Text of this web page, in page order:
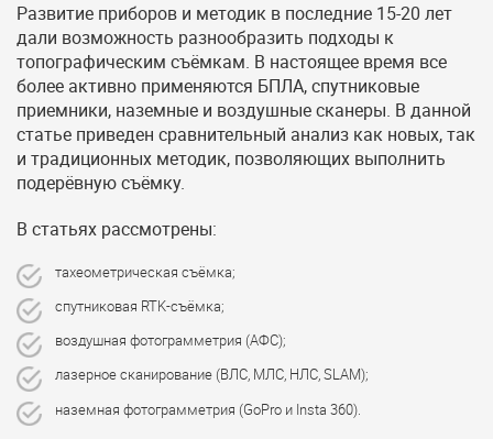
Развитие приборов и методик в последние 15-20 лет
дали возможность разнообразить подходы к
топографическим съёмкам. В настоящее время все
более активно применяются БПЛА, спутниковые
приемники, наземные и воздушные сканеры. В данной
статье приведен сравнительный анализ как новых, так
и традиционных методик, позволяющих выполнить
подерёвную съёмку.
В статьях рассмотрены:
тахеометрическая съёмка;
спутниковая RTK-съёмка;
воздушная фотограмметрия (АФС);
лазерное сканирование (ВЛС, МЛС, НЛС, SLAM);
наземная фотограмметрия (GoPro и Insta 360).